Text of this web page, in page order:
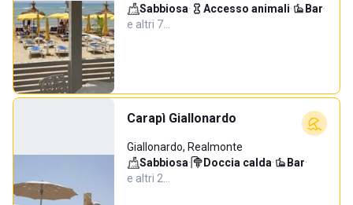
Sabbiosa· Accesso animali· Bar·
e altri 7…
Carapì Giallonardo
Giallonardo, Realmonte
Sabbiosa· Doccia calda· Bar·
e altri 2…